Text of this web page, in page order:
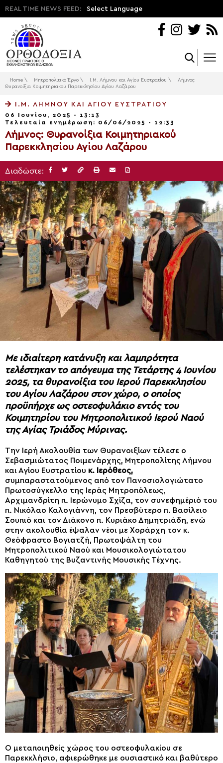
REAL TIME NEWS FEED: Select Language
Home \ Μητροπολιτικό Έργο \ Ι.Μ. Λήμνου και Αγίου Ευστρατίου \
Λήμνος:
Θυρανοίξια Κοιμητηριακού Παρεκκλησίου Αγίου Λαζάρου
Ι.Μ. ΛΉΜΝΟΥ ΚΑΙ ΑΓΊΟΥ ΕΥΣΤΡΑΤΊΟΥ
06 Ιουνίου, 2025 - 13:13
Τελευταία ενημέρωση: 06/06/2025 - 12:33
Λήμνος: Θυρανοίξια Κοιμητηριακού
Παρεκκλησίου Αγίου Λαζάρου
Διαδώστε:
Με ιδιαίτερη κατάνυξη και λαμπρότητα
τελέστηκαν το απόγευμα της Τετάρτης 4 Ιουνίου
2025, τα θυρανοίξια του Ιερού Παρεκκλησίου
του Αγίου Λαζάρου στον χώρο, ο οποίος
προϋπήρχε ως οστεοφυλάκιο εντός του
Κοιμητηρίου του Μητροπολιτικού Ιερού Ναού
της Αγίας Τριάδος Μύρινας.
Την Ιερή Ακολουθία των Θυρανοιξίων τέλεσε ο
Σεβασμιώτατος Ποιμενάρχης, Μητροπολίτης Λήμνου
και Αγίου Ευστρατίου κ. Ιερόθεος,
συμπαραστατούμενος από τον Πανοσιολογιώτατο
Πρωτοσύγκελλο της Ιεράς Μητροπόλεως,
Αρχιμανδρίτη π. Ιερώνυμο Σχίζα, τον συνεφημέριό του
π. Νικόλαο Καλογιάννη, τον Πρεσβύτερο π. Βασίλειο
Σουπιό και τον Διάκονο π. Κυριάκο Δημητριάδη, ενώ
στην ακολουθία έψαλαν νέοι με Χοράρχη τον κ.
Θεόφραστο Βογιατζή, Πρωτοψάλτη του
Μητροπολιτικού Ναού και Μουσικολογιώτατου
Καθηγητού της Βυζαντινής Μουσικής Τέχνης.
Ο μεταποιηθείς χώρος του οστεοφυλακίου σε
Παρεκκλήσιο, αφιερώθηκε με ουσιαστικό και βαθύτερο